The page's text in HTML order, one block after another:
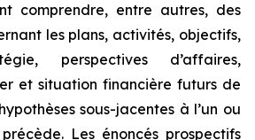
comprendre, entre autres, des
les plans, activités, objectifs,
perspectives d’affaires,
et situation financière futurs de
sous-jacentes à l’un ou
Les énoncés prospectifs